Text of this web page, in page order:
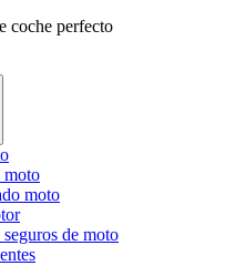
coche perfecto
moto
moto
de moto